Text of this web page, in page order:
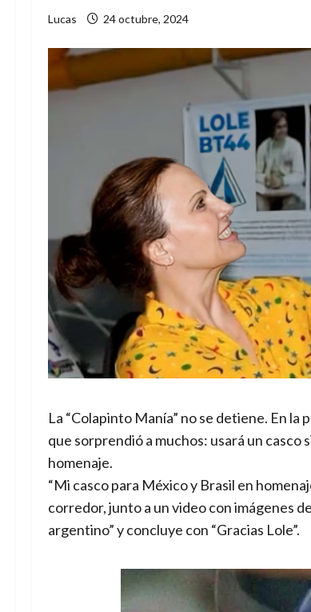
Lucas 24 octubre, 2024
La “Colapinto Manía” no se detiene. En
que sorprendió a muchos: usará un casco
homenaje.
“Mi casco para México y Brasil en
corredor, junto a un video con imágenes
argentino” y concluye con “Gracias Lole”.